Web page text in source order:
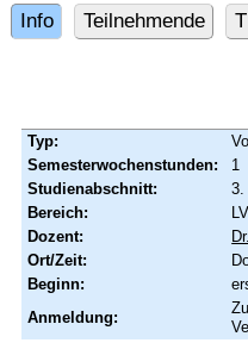
Info Teilnehmende
Typ:
Semesterwochenstunden:
1
Studienabschnitt:
3.
Bereich:
Dozent:
Ort/Zeit:
Beginn:
Anmeldung: